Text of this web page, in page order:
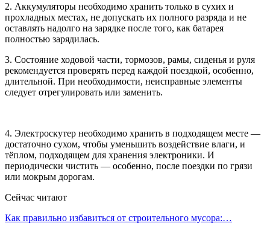
2. Аккумуляторы необходимо хранить только в сухих и
прохладных местах, не допускать их полного разряда и не
оставлять надолго на зарядке после того, как батарея
полностью зарядилась.
3. Состояние ходовой части, тормозов, рамы, сиденья и руля
рекомендуется проверять перед каждой поездкой, особенно,
длительной. При необходимости, неисправные элементы
следует отрегулировать или заменить.
4. Электроскутер необходимо хранить в подходящем месте —
достаточно сухом, чтобы уменьшить воздействие влаги, и
тёплом, подходящем для хранения электроники. И
периодически чистить — особенно, после поездки по грязи
или мокрым дорогам.
Сейчас читают
Как правильно избавиться от строительного мусора:…